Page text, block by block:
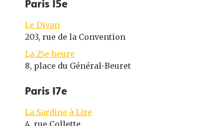
Paris 15e
Le Divan
203, rue de la Convention
La 25e heure
8, place du Général-Beuret
Paris 17e
La Sardine à Lire
4, rue Collette